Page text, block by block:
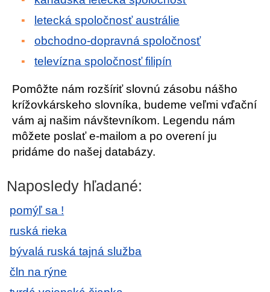
letecká spoločnosť austrálie
obchodno-dopravná spoločnosť
televízna spoločnosť filipín
Pomôžte nám rozšíriť slovnú zásobu nášho
krížovkárskeho slovníka, budeme veľmi vďační
vám aj našim návštevníkom. Legendu nám
môžete poslať e-mailom a po overení ju
pridáme do našej databázy.
Naposledy hľadané:
pomýľ sa !
ruská rieka
bývalá ruská tajná služba
čln na rýne